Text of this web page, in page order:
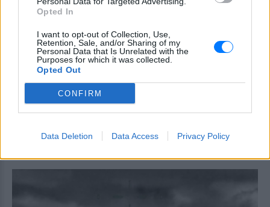
Opted In
I want to opt-out of Collection, Use,
Retention, Sale, and/or Sharing of my
Personal Data that Is Unrelated with the
Purposes for which it was collected.
Opted Out
CONFIRM
Data Deletion Data Access Privacy Policy
φορτηγό στην επαρχιακή οδό Αμφίπολης
– Δράμας, κοντά στην Παλαιοκώμη.
Καταδίωξη στο κέντρο της
Θεσσαλονίκης: Έσπασαν το
μ@@@», του φώναζαν
Εξαιτίας των υψηλών ταχυτήτων το
λευκό όχημα έχασε τον έλεγχο και